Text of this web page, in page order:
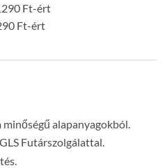
Ft-ért
Ft-ért
minőségű alapanyagokból.
Futárszolgálattal.